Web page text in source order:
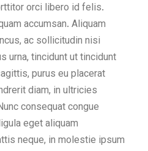
orci libero id felis.
accumsan. Aliquam
ac sollicitudin nisi
urna, tincidunt ut tincidunt
purus eu placerat
diam, in ultricies
consequat congue
eget aliquam
neque, in molestie ipsum